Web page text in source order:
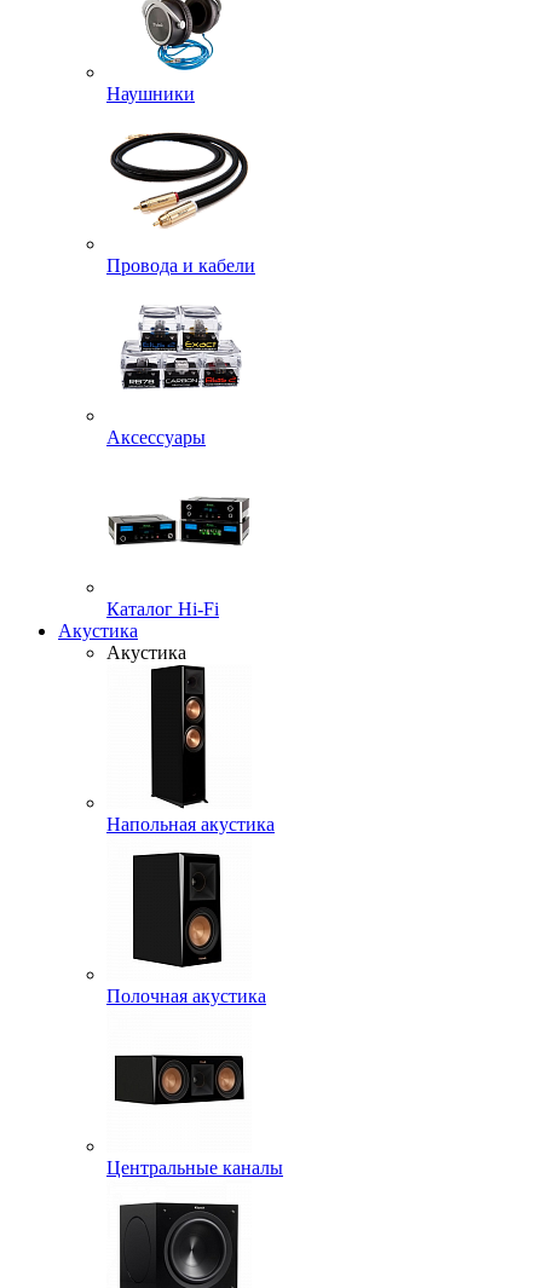
Наушники
Провода и кабели
Аксессуары
Каталог Hi-Fi
Акустика
Акустика
Напольная акустика
Полочная акустика
Центральные каналы